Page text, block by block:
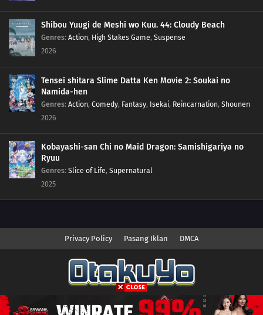
Shibou Yuugi de Meshi wo Kuu. 44: Cloudy Beach
Genres: Action, High Stakes Game, Suspense
2026
Tensei shitara Slime Datta Ken Movie 2: Soukai no
Namida-hen
Genres: Action, Comedy, Fantasy, Isekai, Reincarnation, Shounen
2026
Kobayashi-san Chi no Maid Dragon: Samishigariya no
Ryuu
Genres: Slice of Life, Supernatural
2025
Privacy Policy Pasang Iklan DMCA
Copyright © 2026 Anime.Otakuyo. All Rights Reserved
Disclaimer: This site Anime.Otakuyodoes not store any files on its server.